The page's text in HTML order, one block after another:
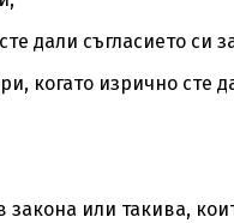
дали съгласието си
когато изрично сте
или такива,